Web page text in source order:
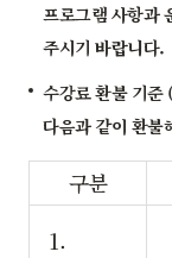
프로그램 사항과
주시기 바랍니다.
수강료 환불 기준
다음과 같이 환불
구분
1.